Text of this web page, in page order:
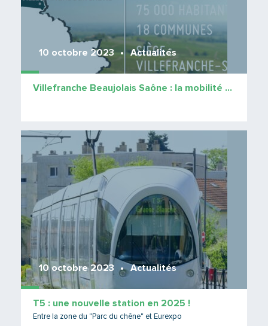
10 octobre 2023 Actualités
Villefranche Beaujolais Saône : la mobilité en question
10 octobre 2023 Actualités
T5 : une nouvelle station en 2025 !
Entre la zone du "Parc du chêne" et Eurexpo